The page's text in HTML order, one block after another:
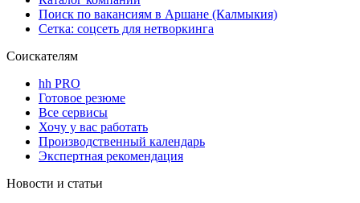
Поиск по вакансиям в Аршане (Калмыкия)
Сетка: соцсеть для нетворкинга
Соискателям
hh PRO
Готовое резюме
Все сервисы
Хочу у вас работать
Производственный календарь
Экспертная рекомендация
Новости и статьи